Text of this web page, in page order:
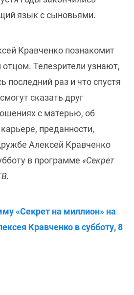
язык с сыновьями.
Кравченко познакомит
отцом. Телезрители узнают,
последний раз и что спустя
сказать друг
с матерью, об
преданности,
Алексей Кравченко
в программе «Секрет
«Секрет на миллион» на
Кравченко в субботу, 8